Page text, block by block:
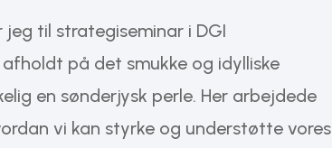
til strategiseminar i DGI
på det smukke og idylliske
en sønderjysk perle. Her arbejdede
vi kan styrke og understøtte vores